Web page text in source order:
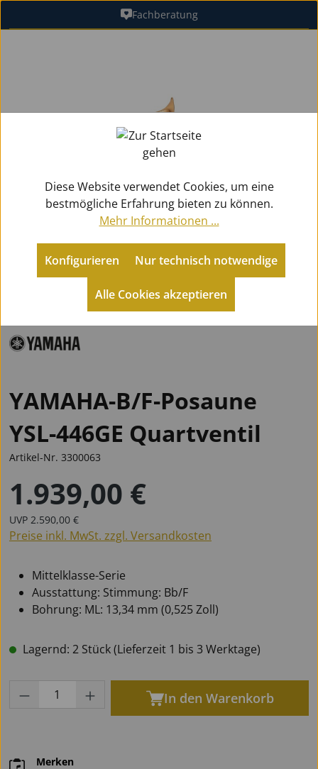
Zum Hauptinhalt springenFachberatung
Metallblasinstrumente
Tenorposaunen mit Quartventil
YAMAHA-B/F-Posaune
YSL-446GE Quartventil
Artikel-Nr. 3300063
Regulärer Preis:
1.939,00 €
UVP Regulärer Preis:
2.590,00 €
Preise inkl. MwSt. zzgl. Versandkosten
Mittelklasse-Serie
Ausstattung: Stimmung: Bb/F
Bohrung: ML: 13,34 mm (0,525 Zoll)
Lagernd: 2 Stück (Lieferzeit 1 bis 3 Werktage)
Produkt Anzahl: Gib den gewünschten
In den Warenkorb
Merken
Diese Website verwendet Cookies, um eine
bestmögliche Erfahrung bieten zu können.
Mehr Informationen ...
Konfigurieren
Alle Cookies akzeptieren
Nur technisch notwendige